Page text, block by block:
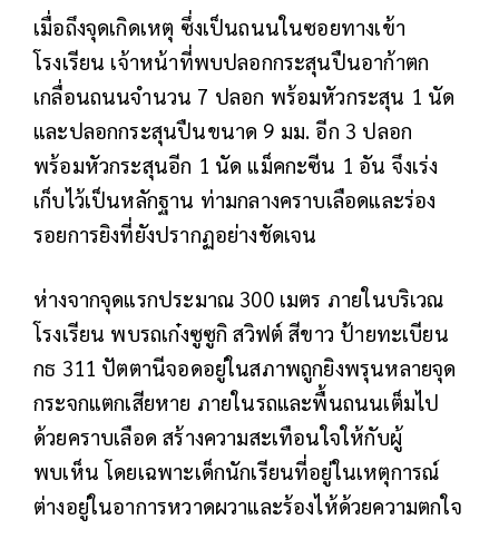
เมื่อถึงจุดเกิดเหตุ ซึ่งเป็นถนนในซอยทางเข้า
โรงเรียน เจ้าหน้าที่พบปลอกกระสุนปืนอาก้าตก
เกลื่อนถนนจำนวน 7 ปลอก พร้อมหัวกระสุน 1 นัด
และปลอกกระสุนปืนขนาด 9 มม. อีก 3 ปลอก
พร้อมหัวกระสุนอีก 1 นัด แม็คกะซีน 1 อัน จึงเร่ง
เก็บไว้เป็นหลักฐาน ท่ามกลางคราบเลือดและร่อง
รอยการยิงที่ยังปรากฏอย่างชัดเจน
ห่างจากจุดแรกประมาณ 300 เมตร ภายในบริเวณ
โรงเรียน พบรถเก๋งซูซูกิ สวิฟต์ สีขาว ป้ายทะเบียน
กธ 311 ปัตตานีจอดอยู่ในสภาพถูกยิงพรุนหลายจุด
กระจกแตกเสียหาย ภายในรถและพื้นถนนเต็มไป
ด้วยคราบเลือด สร้างความสะเทือนใจให้กับผู้
พบเห็น โดยเฉพาะเด็กนักเรียนที่อยู่ในเหตุการณ์
ต่างอยู่ในอาการหวาดผวาและร้องไห้ด้วยความตกใจ